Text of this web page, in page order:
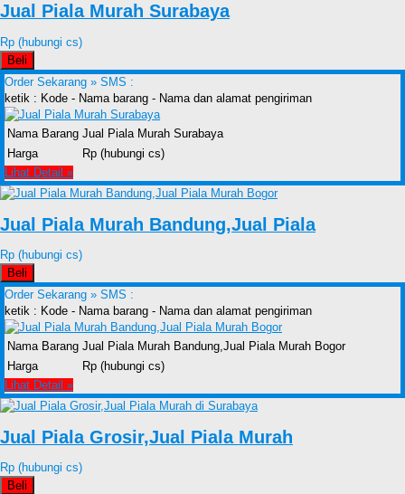
Jual Piala Murah Surabaya
Rp (hubungi cs)
Beli
Order Sekarang » SMS :
ketik : Kode - Nama barang - Nama dan alamat pengiriman
Nama Barang Jual Piala Murah Surabaya
Harga
Rp (hubungi cs)
Lihat Detail »
Jual Piala Murah Bandung,Jual Piala
Rp (hubungi cs)
Beli
Order Sekarang » SMS :
ketik : Kode - Nama barang - Nama dan alamat pengiriman
Nama Barang Jual Piala Murah Bandung,Jual Piala Murah Bogor
Harga
Rp (hubungi cs)
Lihat Detail »
Jual Piala Grosir,Jual Piala Murah
Rp (hubungi cs)
Beli